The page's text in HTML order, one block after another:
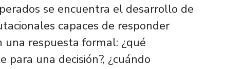
se encuentra el desarrollo de
capaces de responder
respuesta formal: ¿qué
una decisión?, ¿cuándo